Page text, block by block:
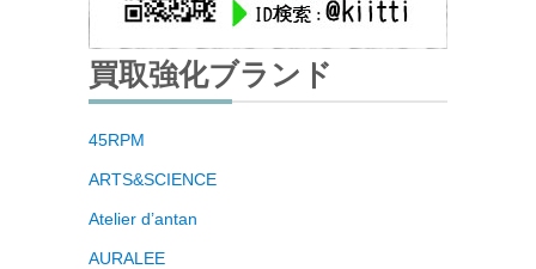
買取強化ブランド
45RPM
ARTS&SCIENCE
Atelier d’antan
AURALEE